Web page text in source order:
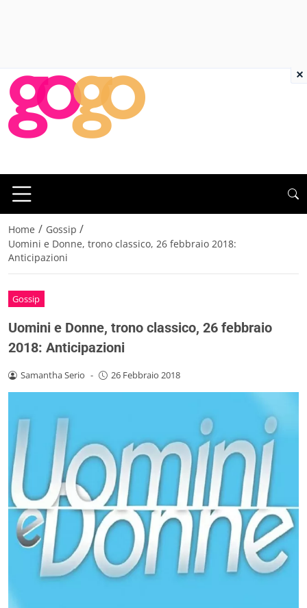
Home / Gossip /
Uomini e Donne, trono classico, 26 febbraio 2018:
Anticipazioni
Gossip
Uomini e Donne, trono classico, 26 febbraio
2018: Anticipazioni
Samantha Serio - 26 Febbraio 2018
×